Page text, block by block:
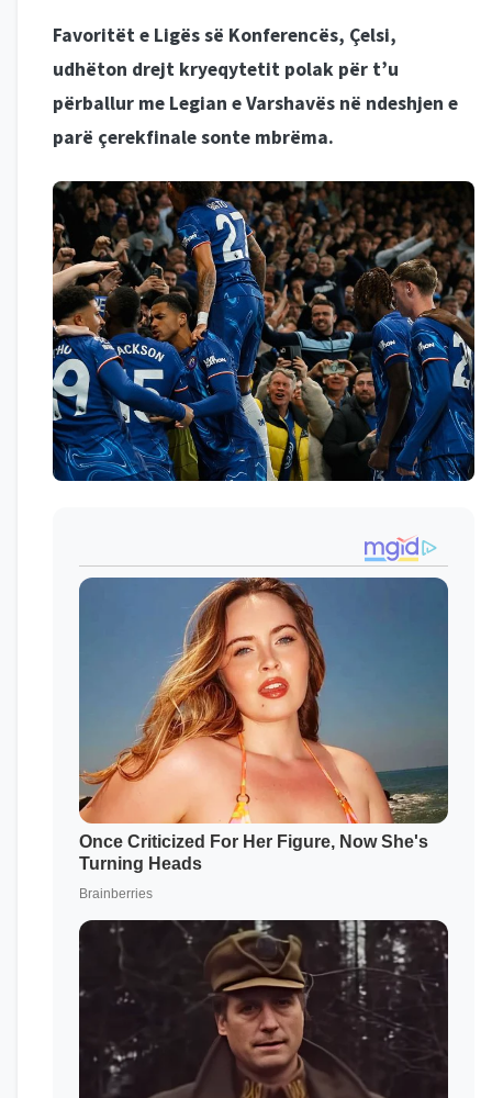
Favoritët e Ligës së Konferencës, Çelsi,
udhëton drejt kryeqytetit polak për t’u
përballur me Legian e Varshavës në ndeshjen e
parë çerekfinale sonte mbrëma.